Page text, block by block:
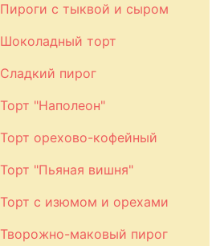
Пироги с тыквой и сыром
Шоколадный торт
Сладкий пирог
Торт "Наполеон"
Торт орехово-кофейный
Торт "Пьяная вишня"
Торт с изюмом и орехами
Творожно-маковый пирог